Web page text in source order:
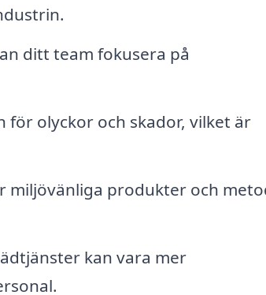
ditt team fokusera på
för olyckor och skador, vilket är
miljövänliga produkter och
kan vara mer